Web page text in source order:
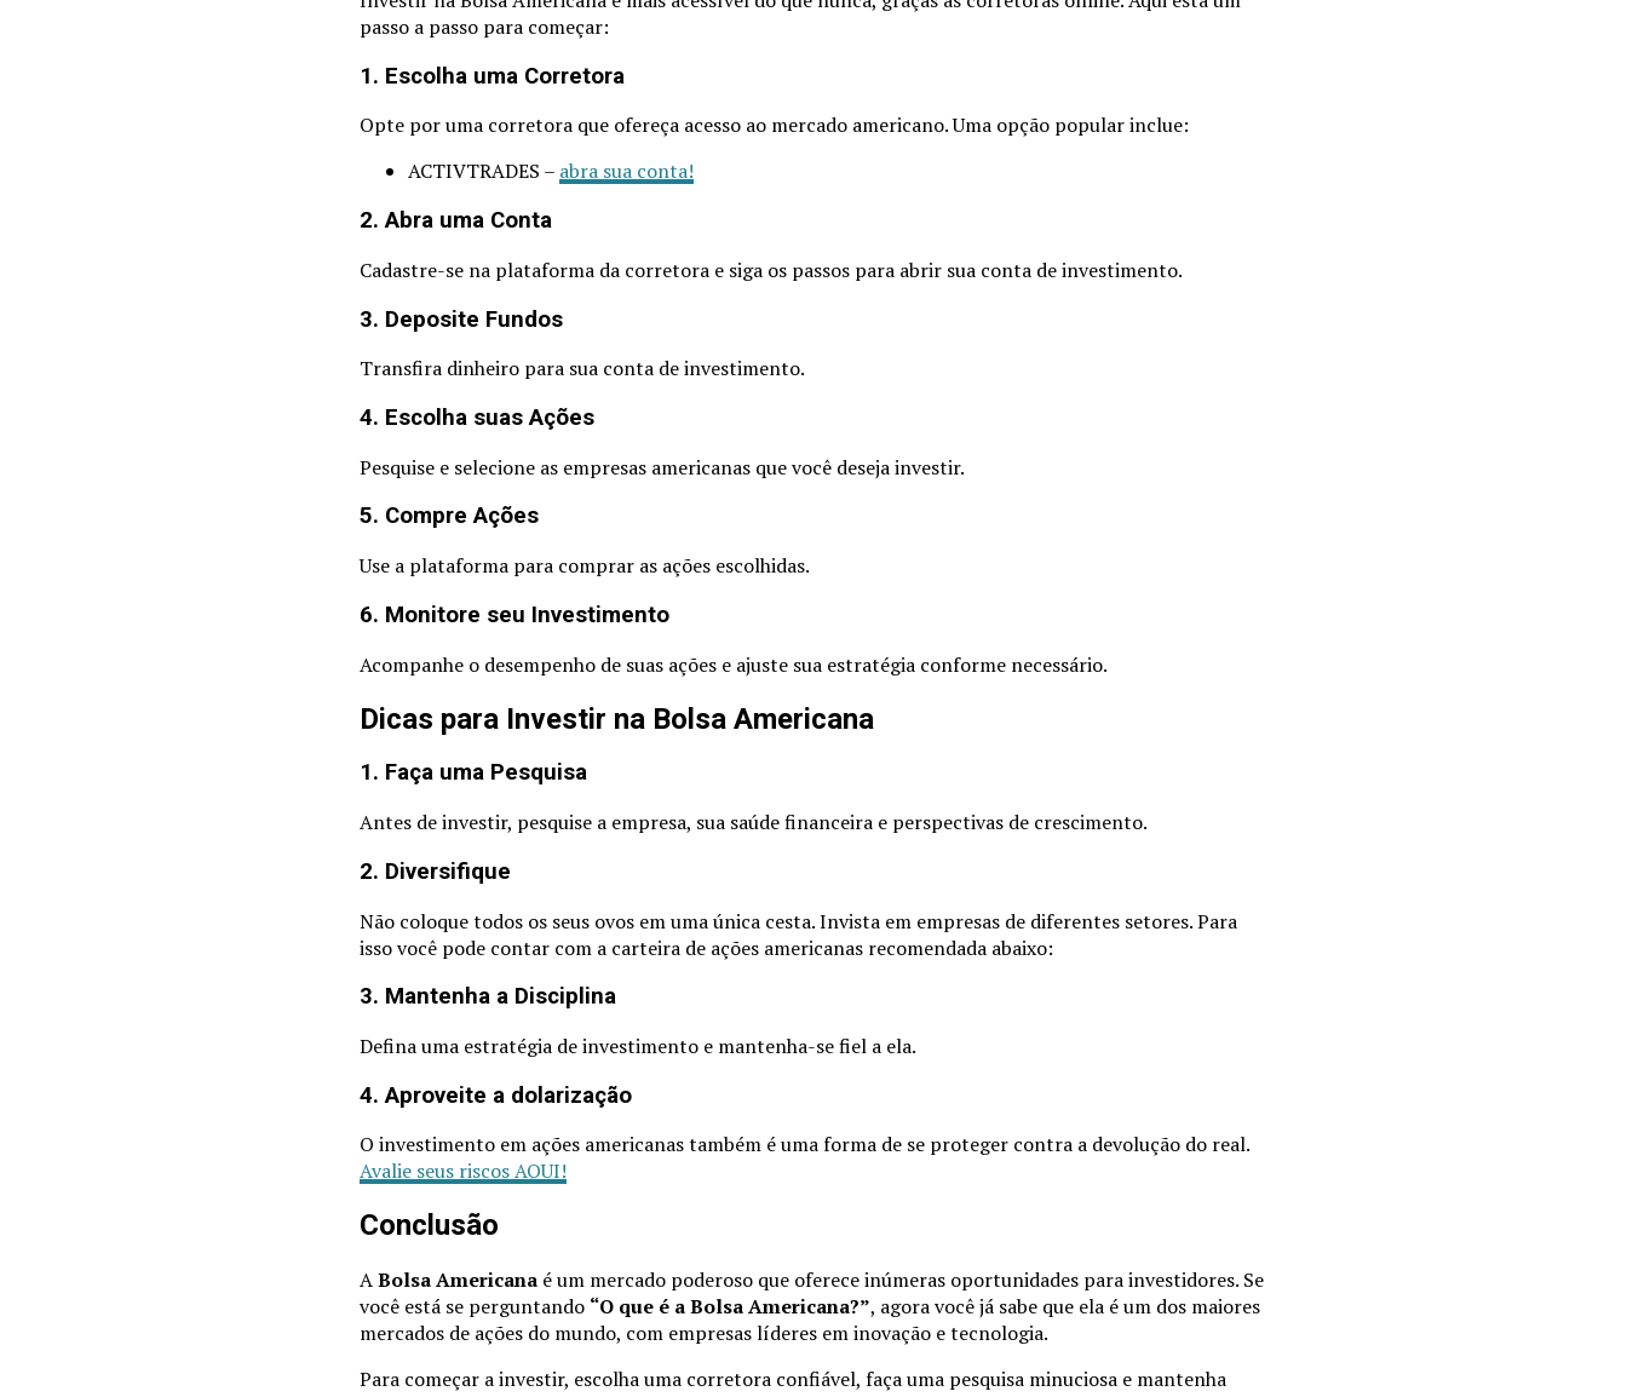
passo a passo para começar:
1. Escolha uma Corretora
Opte por uma corretora que ofereça acesso ao mercado americano. Uma opção popular inclue:
ACTIVTRADES – abra sua conta!
2. Abra uma Conta
Cadastre-se na plataforma da corretora e siga os passos para abrir sua conta de investimento.
3. Deposite Fundos
Transfira dinheiro para sua conta de investimento.
4. Escolha suas Ações
Pesquise e selecione as empresas americanas que você deseja investir.
5. Compre Ações
Use a plataforma para comprar as ações escolhidas.
6. Monitore seu Investimento
Acompanhe o desempenho de suas ações e ajuste sua estratégia conforme necessário.
Dicas para Investir na Bolsa Americana
1. Faça uma Pesquisa
Antes de investir, pesquise a empresa, sua saúde financeira e perspectivas de crescimento.
2. Diversifique
Não coloque todos os seus ovos em uma única cesta. Invista em empresas de diferentes setores. Para
isso você pode contar com a carteira de ações americanas recomendada abaixo:
3. Mantenha a Disciplina
Defina uma estratégia de investimento e mantenha-se fiel a ela.
4. Aproveite a dolarização
O investimento em ações americanas também é uma forma de se proteger contra a devolução do real.
Avalie seus riscos AQUI!
Conclusão
ABolsa Americana é um mercado poderoso que oferece inúmeras oportunidades para investidores. Se
você está se perguntando “O que é a Bolsa Americana?”, agora você já sabe que ela é um dos maiores
mercados de ações do mundo, com empresas líderes em inovação e tecnologia.
Para começar a investir, escolha uma corretora confiável, faça uma pesquisa minuciosa e mantenha